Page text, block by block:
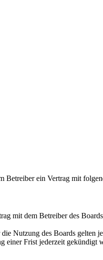
ein Vertrag mit
mit dem Betreiber des
Nutzung des Boards gelten
einer Frist jederzeit gekündigt